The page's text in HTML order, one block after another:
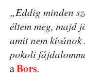
„Eddig minden
éltem meg, majd
amit nem
pokoli
aBors.